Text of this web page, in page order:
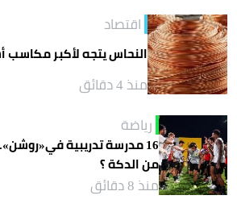
اقتصاد
النحاس يتجه لأكبر مكاسب
منذ 4 دقائق
رياضة
16 مدرسة تدريبية
من الدكة ؟
منذ 8 دقائق